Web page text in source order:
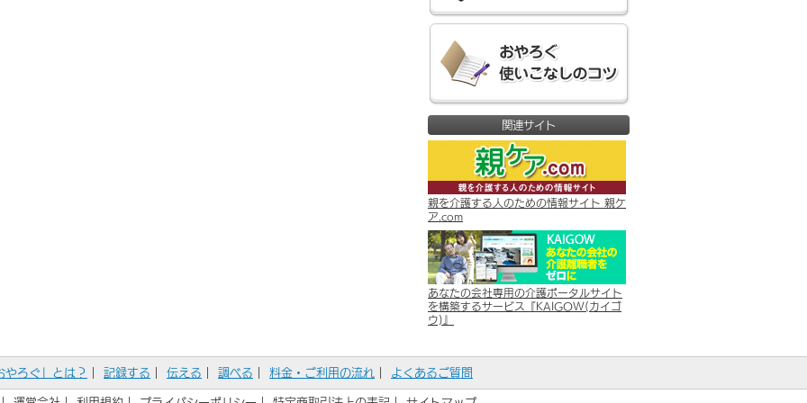
関連サイト
親を介護する人のための情報サイト 親ケ
ア.com
あなたの会社専用の介護ポータルサイト
を構築するサービス『KAIGOW(カイゴ
ウ)』
やろぐ」とは？ 記録する 伝える 調べる 料金・ご利用の流れ よくあるご質問